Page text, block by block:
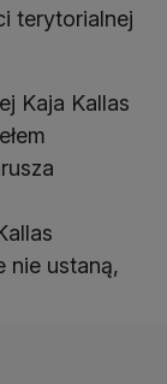
terytorialnej
Kaja Kallas
nie ustaną,